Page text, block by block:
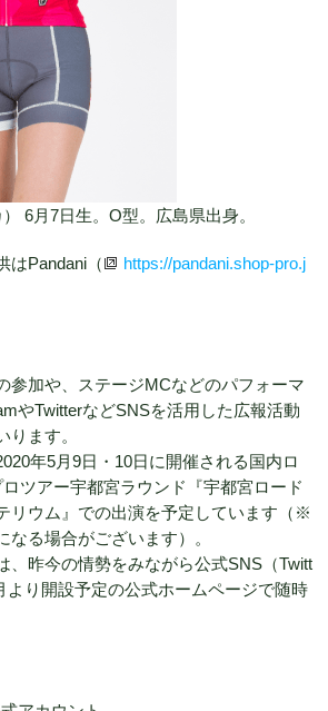
6月7日生。O型。広島県出身。
はPandani（
https://pandani.shop-pro.j
参加や、ステージMCなどのパフォーマ
やTwitterなどSNSを活用した広報活動
ります。
年5月9日・10日に開催される国内ロ
ツアー宇都宮ラウンド『宇都宮ロード
リウム』での出演を予定しています（※
なる場合がございます）。
、昨今の情勢をみながら公式SNS（Twitt
より開設予定の公式ホームページで随時